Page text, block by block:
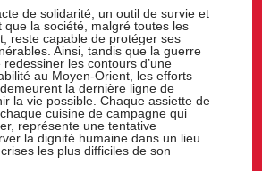
de solidarité, un outil de survie et
que la société, malgré toutes les
reste capable de protéger ses
Ainsi, tandis que la guerre
les contours d’une
au Moyen-Orient, les efforts
la dernière ligne de
la vie possible. Chaque assiette de
cuisine de campagne qui
représente une tentative
la dignité humaine dans un lieu
les plus difficiles de son